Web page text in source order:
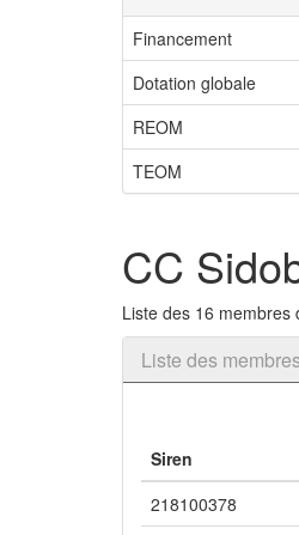
Financement
Dotation globale
REOM
TEOM
CC
Liste des 16 membres
Liste des
Siren
218100378